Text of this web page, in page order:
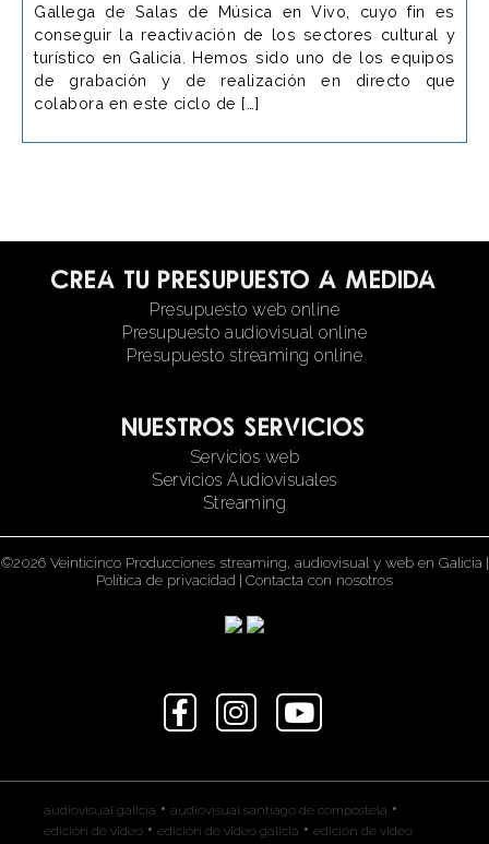
Gallega de Salas de Música en Vivo, cuyo fin es
conseguir la reactivación de los sectores cultural y
turístico en Galicia. Hemos sido uno de los equipos
de grabación y de realización en directo que
colabora en este ciclo de […]
Crea tu presupuesto a medida
Presupuesto web online
Presupuesto audiovisual online
Presupuesto streaming online
Nuestros servicios
Servicios web
Servicios Audiovisuales
Streaming
©2026 Veinticinco Producciones streaming, audiovisual y web en Galicia |
Política de privacidad | Contacta con nosotros
audiovisual galicia • audiovisual santiago de compostela •
edición de video • edición de video galicia • edición de video